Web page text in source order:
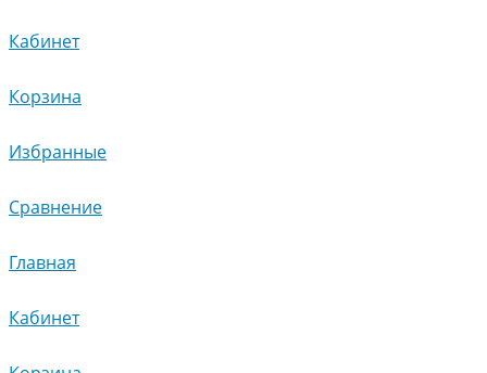
Кабинет
Корзина
Избранные
Сравнение
Главная
Кабинет